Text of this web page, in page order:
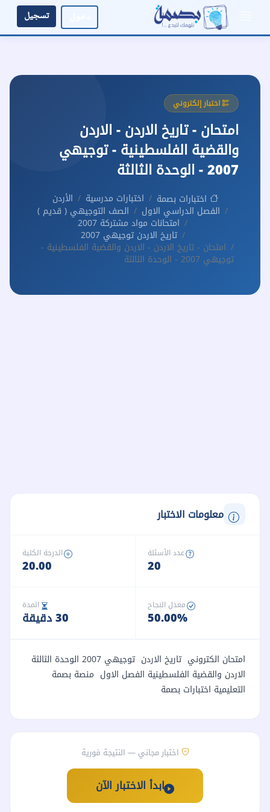
تسجيل
اختبار إلكتروني
امتحان - تاريخ الاردن - الاردن
والقضية الفلسطينية - توجيهي
2007 - الوحدة الثالثة
اختبارات بصمة اختبارات مدرسية
الأردن
الفصل الدراسي الاول
الصف التوجيهي ( قديم )
امتحانات مواد مشتركة 2007
تاريخ الاردن توجيهي 2007
امتحان - تاريخ الاردن - الاردن والقضية الفلسطينية -
توجيهي 2007 - الوحدة الثالثة
معلومات الاختبار
عدد الأسئلة
20
الدرجة الكلية
20.00
معدل النجاح
50.00%
المدة
30 دقيقة
امتحان الكتروني تاريخ الاردن توجيهي 2007 الوحدة الثالثة
الاردن والقضية الفلسطينية الفصل الاول منصة بصمة
التعليمية اختبارات بصمة
اختبار مجاني — النتيجة فورية
ابدأ الاختبار الآن